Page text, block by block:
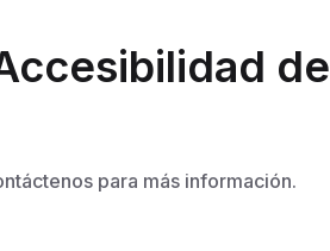
de
para más información.